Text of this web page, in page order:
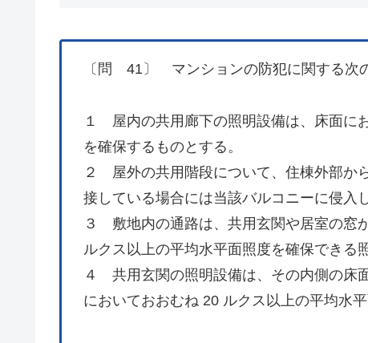
〔問 41〕 マンションの防犯に関する次
１ 屋内の共用廊下の照明設備は、床面に
を確保するものとする。
２ 屋外の共用階段について、住棟外部か
接している場合には当該バルコニーに侵入
３ 敷地内の通路は、共用玄関や居室の窓
ルクス以上の平均水平面照度を確保できる
４ 共用玄関の照明設備は、その内側の床
においておおむね 20 ルクス以上の平均水